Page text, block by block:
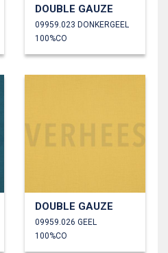
DOUBLE GAUZE
09959.023 DONKERGEEL
100%CO
DOUBLE GAUZE
09959.026 GEEL
100%CO